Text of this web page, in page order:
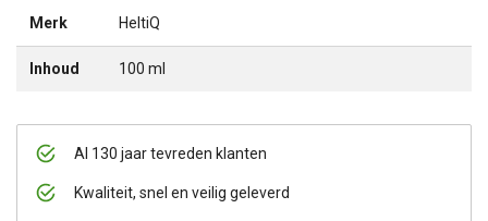
Al 130 jaar tevreden klanten
Kwaliteit, snel en veilig geleverd
Merk HeltiQ
Inhoud 100 ml